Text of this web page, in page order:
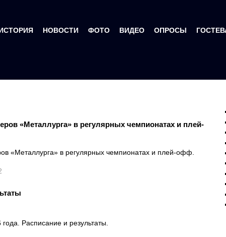
НОВОСТИ ФОТО ВИДЕО ОПРОСЫ
«Металлурга» в регулярных чемпионатах и плей-
«Металлурга» в регулярных чемпионатах и плей-офф.
Расписание и результаты.